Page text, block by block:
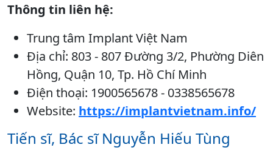
Thông tin liên hệ:
Trung tâm Implant Việt Nam
Địa chỉ: 803 - 807 Đường 3/2, Phường Diên
Hồng, Quận 10, Tp. Hồ Chí Minh
Điện thoại: 1900565678 - 0338565678
Website: https://implantvietnam.info/
Tiến sĩ, Bác sĩ Nguyễn Hiếu Tùng